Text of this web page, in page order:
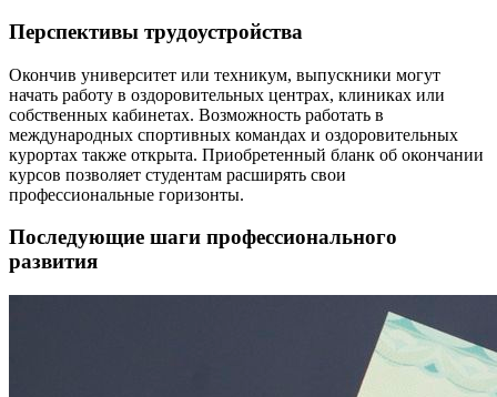
Перспективы трудоустройства
Окончив университет или техникум, выпускники могут
начать работу в оздоровительных центрах, клиниках или
собственных кабинетах. Возможность работать в
международных спортивных командах и оздоровительных
курортах также открыта. Приобретенный бланк об окончании
курсов позволяет студентам расширять свои
профессиональные горизонты.
Последующие шаги профессионального
развития